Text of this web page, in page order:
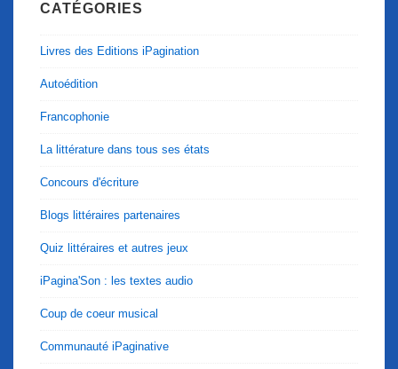
CATÉGORIES
Livres des Editions iPagination
Autoédition
Francophonie
La littérature dans tous ses états
Concours d'écriture
Blogs littéraires partenaires
Quiz littéraires et autres jeux
iPagina'Son : les textes audio
Coup de coeur musical
Communauté iPaginative